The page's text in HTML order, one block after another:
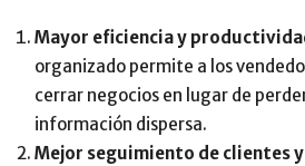
Mayor eficiencia y
organizado permite a los
cerrar negocios en lugar de
información dispersa.
Mejor seguimiento de clientes